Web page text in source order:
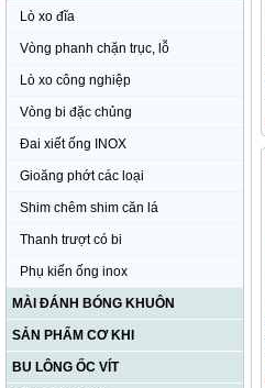
Lò xo đĩa
Vòng phanh chặn trục, lỗ
Lò xo công nghiệp
Vòng bi đặc chủng
Đai xiết ống INOX
Gioăng phớt các loại
Shim chêm shim căn lá
Thanh trượt có bi
Phụ kiến ống inox
MÀI ĐÁNH BÓNG KHUÔN
SẢN PHẨM CƠ KHI
BU LÔNG ỐC VÍT